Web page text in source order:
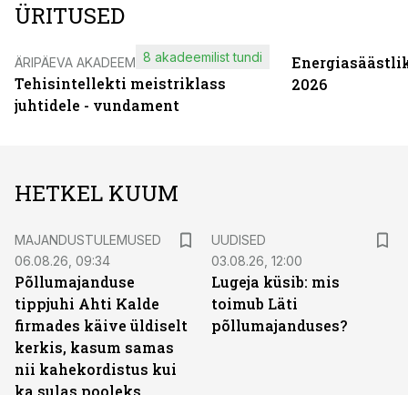
ÜRITUSED
ÄRIPÄEVA AKADEEMIA
Tehisintellekti meistriklass
juhtidele - vundament
8 akadeemilist tundi
2026
HETKEL KUUM
MAJANDUSTULEMUSED
06.08.26, 09:34
Põllumajanduse
tippjuhi Ahti Kalde
firmades käive üldiselt
kerkis, kasum samas
nii kahekordistus kui
ka sulas pooleks
UUDISED
03.08.26, 12:00
Lugeja küsib: mis
toimub Läti
põllumajanduses?